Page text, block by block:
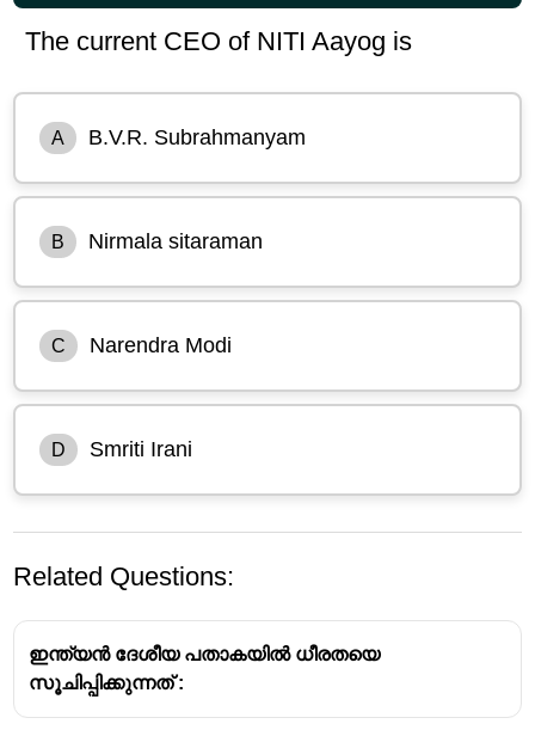
The current CEO of NITI Aayog is
A B.V.R. Subrahmanyam
B Nirmala sitaraman
C Narendra Modi
D Smriti Irani
Related Questions:
ഇന്ത്യൻ ദേശീയ പതാകയിൽ ധീരതയെ
സൂചിപ്പിക്കുന്നത് :